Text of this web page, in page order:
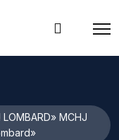
LOMBARD» MCHJ